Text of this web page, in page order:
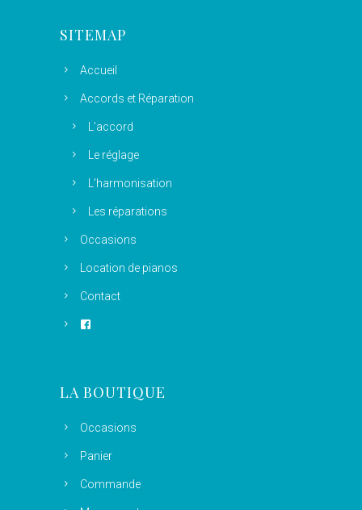
SITEMAP
Accueil
Accords et Réparation
L’accord
Le réglage
L’harmonisation
Les réparations
Occasions
Location de pianos
Contact
LA BOUTIQUE
Occasions
Panier
Commande